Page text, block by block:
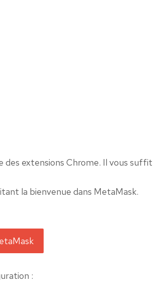
des extensions Chrome. Il vous suffit
la bienvenue dans MetaMask.
: